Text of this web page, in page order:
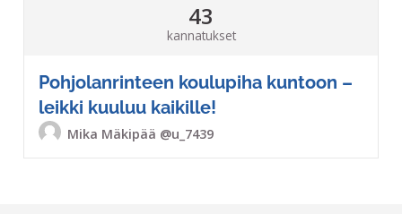
Pohjolanrinteen koulupiha kuntoon –
leikki kuuluu kaikille!
Mika Mäkipää @u_7439
43
kannatukset